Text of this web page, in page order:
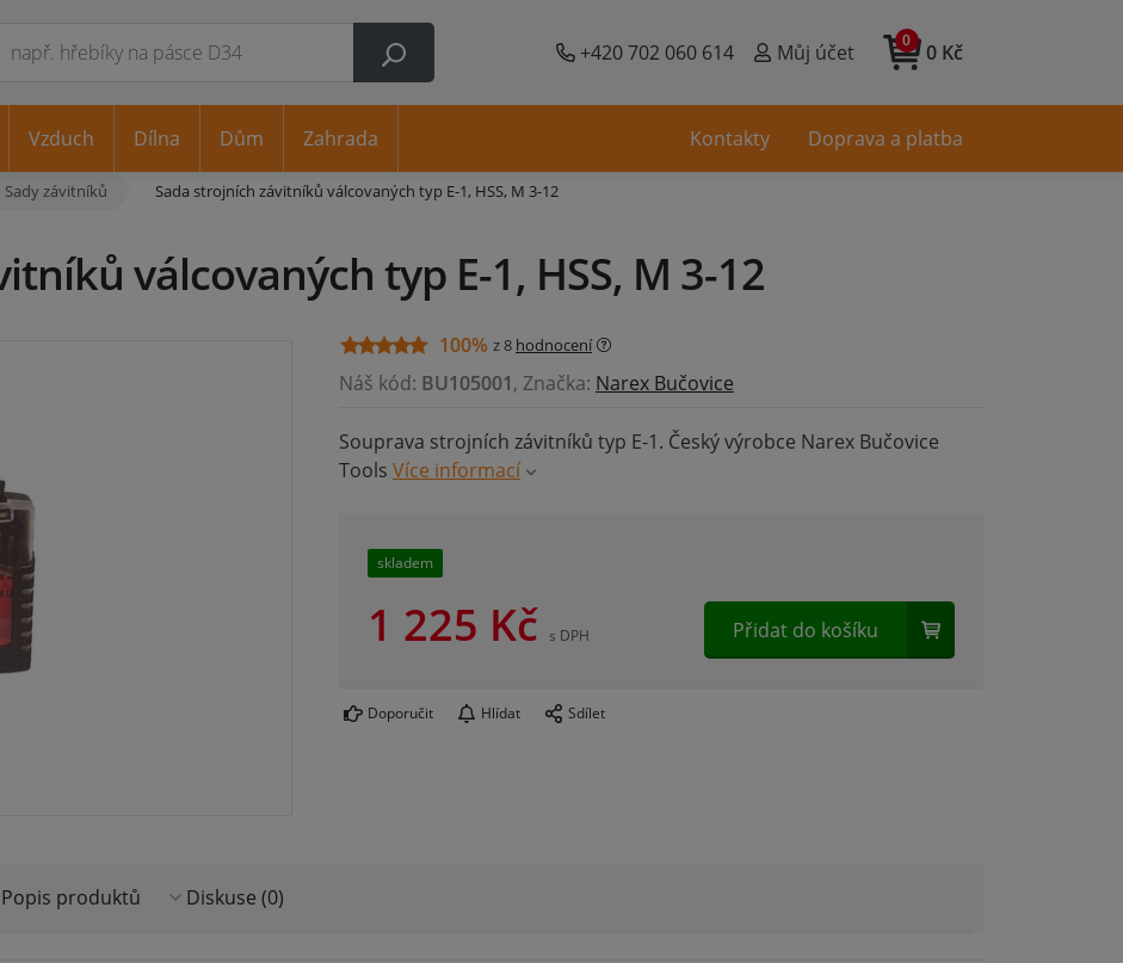
+420 702 060 614 Můj účet 0 Kč
0
Sady závitníků Sada strojních závitníků válcovaných typ E-1, HSS, M 3-12
válcovaných typ E-1, HSS, M 3-12
100% z 8 hodnocení
Náš kód: BU105001, Značka: Narex Bučovice
Souprava strojních závitníků typ E-1. Český výrobce Narex Bučovice
Tools Více informací
skladem
1 225 Kč s DPH Přidat do košíku
Doporučit Hlídat Sdílet
Popis produktů Diskuse (0)
Vzduch Dílna Dům Zahrada Kontakty Doprava a platba